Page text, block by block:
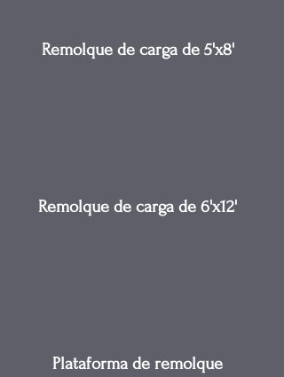
Remolque de carga de 5'x8'
Remolque de carga de 6'x12'
Plataforma de remolque